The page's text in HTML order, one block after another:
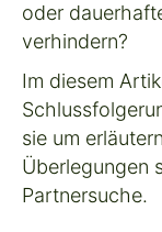
oder
verhindern?
Im diesem
sie um
Überlegungen
Partnersuche.